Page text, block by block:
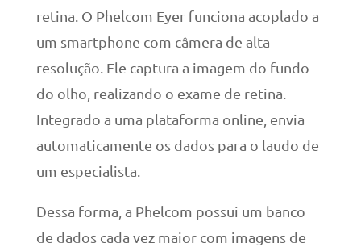
retina. O Phelcom Eyer funciona acoplado a
um smartphone com câmera de alta
resolução. Ele captura a imagem do fundo
do olho, realizando o exame de retina.
Integrado a uma plataforma online, envia
automaticamente os dados para o laudo de
um especialista.
Dessa forma, a Phelcom possui um banco
de dados cada vez maior com imagens de